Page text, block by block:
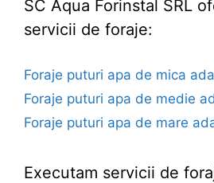
SC Aqua Forinstal SRL
servicii de foraje:
Foraje puturi apa de mica
Foraje puturi apa de medie
Foraje puturi apa de mare
Executam servicii de